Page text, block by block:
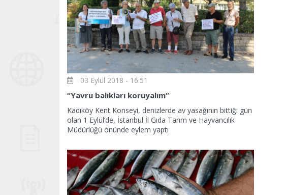
03 Eylül 2018 - 16:51
“Yavru balıkları koruyalım”
Kadıköy Kent Konseyi, denizlerde av yasağının bittiği gün
olan 1 Eylül’de, İstanbul İl Gıda Tarım ve Hayvancılık
Müdürlüğü önünde eylem yaptı